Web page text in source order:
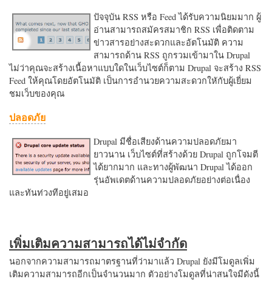
ปัจจุบัน RSS หรือ Feed ได้รับความนิยมมาก ผู้
อ่านสามารถสมัครสมาชิก RSS เพื่อติดตาม
ข่าวสารอย่างสะดวกและอัตโนมัติ ความ
สามารถด้าน RSS ถูกรวมเข้ามาใน Drupal
ไม่ว่าคุณจะสร้างเนื้อหาแบบใดในเว็บไซต์ก็ตาม Drupal จะสร้าง RSS
Feed ให้คุณโดยอัตโนมัติ เป็นการอำนวยความสะดวกใหักับผู้เยี่ยม
ชมเว็บของคุณ
ปลอดภัย
Drupal มีชื่อเสียงด้านความปลอดภัยมา
ยาวนาน เว็บไซต์ที่สร้างด้วย Drupal ถูกโจมตี
ได้ยากมาก และทางผู้พัฒนา Drupal ได้ออก
รุ่นอัพเดตด้านความปลอดภัยอย่างต่อเนื่อง
และทันท่วงทีอยู่เสมอ
เพิ่มเติมความสามารถได้ไม่จำกัด
นอกจากความสามารถมาตรฐานที่ว่ามาแล้ว Drupal ยังมีโมดูลเพิ่ม
เติมความสามารถอีกเป็นจำนวนมาก ตัวอย่างโมดูลที่น่าสนใจมีดังนี้